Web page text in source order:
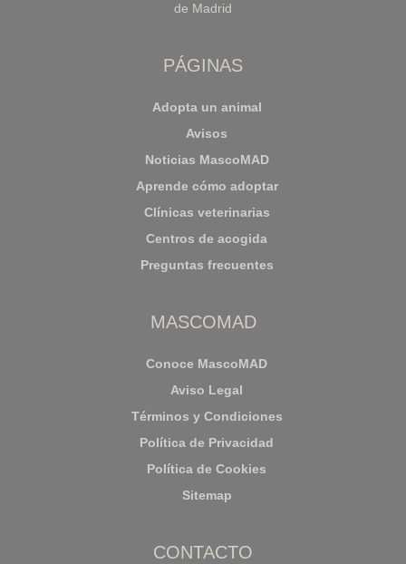
de Madrid
PÁGINAS
Adopta un animal
Avisos
Noticias MascoMAD
Aprende cómo adoptar
Clínicas veterinarias
Centros de acogida
Preguntas frecuentes
MASCOMAD
Conoce MascoMAD
Aviso Legal
Términos y Condiciones
Política de Privacidad
Política de Cookies
Sitemap
CONTACTO